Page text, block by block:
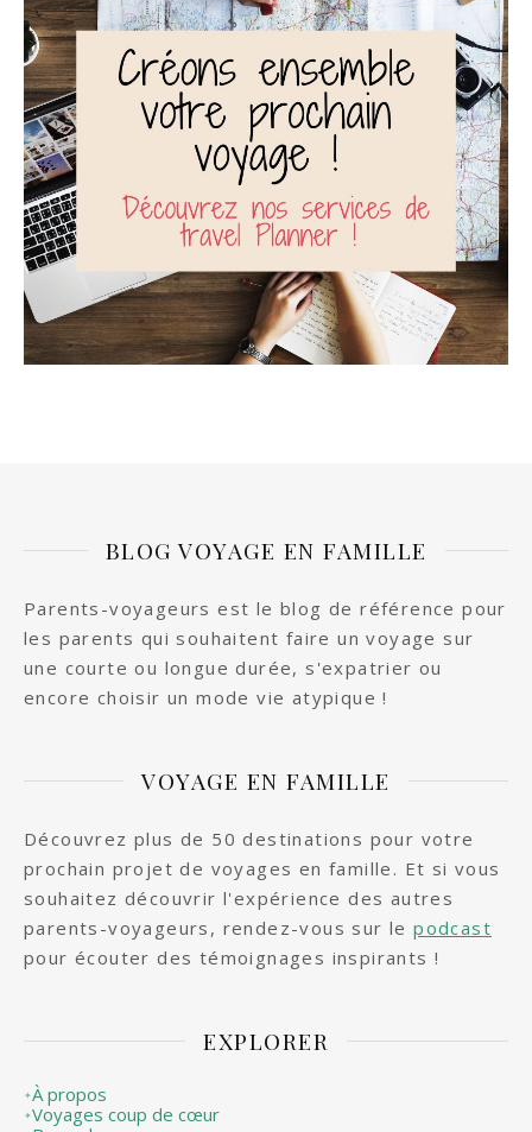
BLOG VOYAGE EN FAMILLE
Parents-voyageurs est le blog de référence pour
les parents qui souhaitent faire un voyage sur
une courte ou longue durée, s'expatrier ou
encore choisir un mode vie atypique !
VOYAGE EN FAMILLE
Découvrez plus de 50 destinations pour votre
prochain projet de voyages en famille. Et si vous
souhaitez découvrir l'expérience des autres
parents-voyageurs, rendez-vous sur lepodcast
pour écouter des témoignages inspirants !
EXPLORER
✦À propos
✦Voyages coup de cœur